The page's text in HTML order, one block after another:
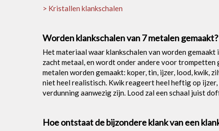
> Kristallen klankschalen
Worden klankschalen van 7 metalen gemaakt?
Het materiaal waar klankschalen van worden
zacht metaal, en wordt onder andere voor
metalen worden gemaakt: koper, tin, ijzer, lood, kwik,
niet heel realistisch. Kwik reageert heel heftig op
verdunning aanwezig zijn. Lood zal een schaal juist
Hoe ontstaat de bijzondere klank van een